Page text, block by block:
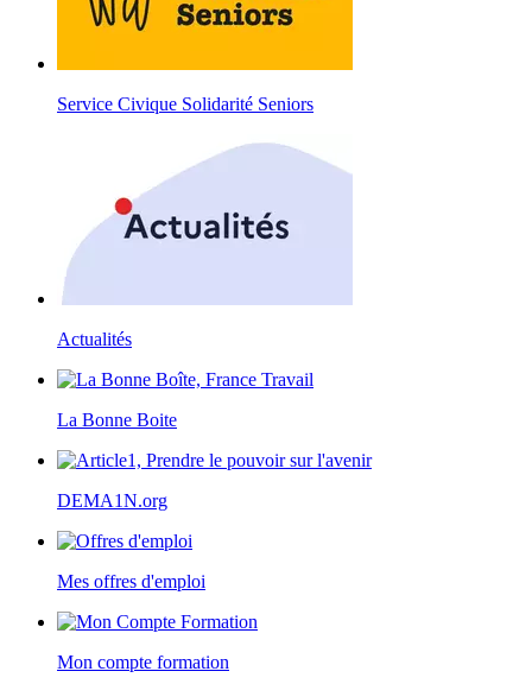
Service Civique Solidarité Seniors
Actualités
La Bonne Boite
DEMA1N.org
Mes offres d'emploi
Mon compte formation